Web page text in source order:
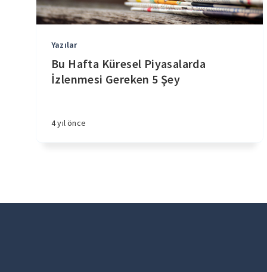
Yazılar
Bu Hafta Küresel Piyasalarda
İzlenmesi Gereken 5 Şey
4 yıl önce